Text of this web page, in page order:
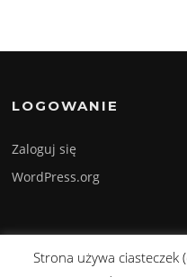
LOGOWANIE
Zaloguj się
WordPress.org
Prawa autorskie © 2026
Strona używa ciasteczek